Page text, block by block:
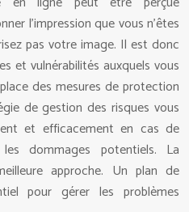
l’impression que vous n’êtes
pas votre image. Il est donc
et vulnérabilités auxquels vous
des mesures de protection
de gestion des risques vous
et efficacement en cas de
dommages potentiels. La
approche. Un plan de
pour gérer les problèmes